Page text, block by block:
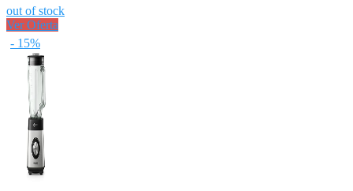
out of stock
Ver Oferta
- 15%